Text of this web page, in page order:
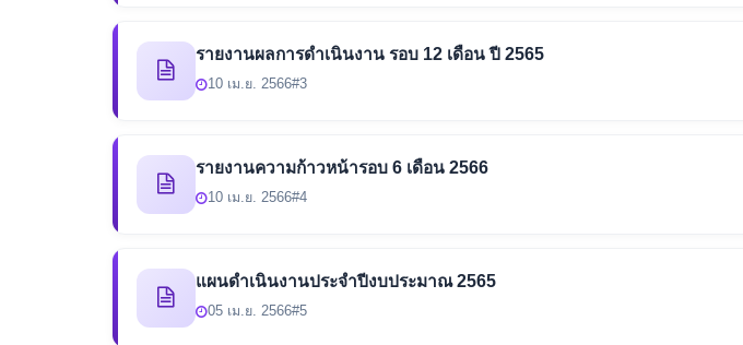
รายงานผลการดำเนินงาน รอบ 12 เดือน ปี 2565
10 เม.ย. 2566#3
รายงานความก้าวหน้ารอบ 6 เดือน 2566
10 เม.ย. 2566#4
แผนดำเนินงานประจำปีงบประมาณ 2565
05 เม.ย. 2566#5